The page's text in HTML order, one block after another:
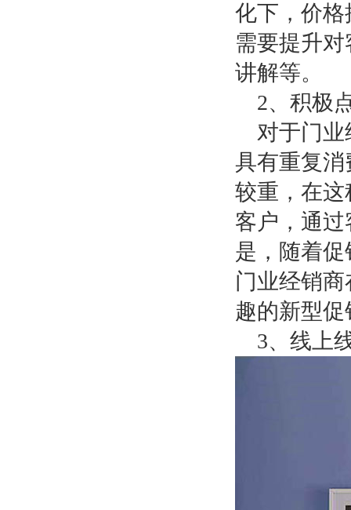
化下，价
需要提升
讲解等。
2、积极
对于门
具有重复
较重，在
客户，通
是，随着
门业经销
趣的新型
3、线上